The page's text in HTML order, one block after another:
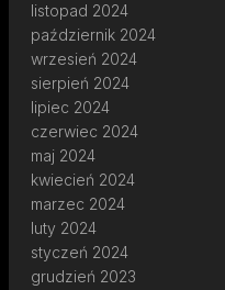
listopad 2024
październik 2024
wrzesień 2024
sierpień 2024
lipiec 2024
czerwiec 2024
maj 2024
kwiecień 2024
marzec 2024
luty 2024
styczeń 2024
grudzień 2023